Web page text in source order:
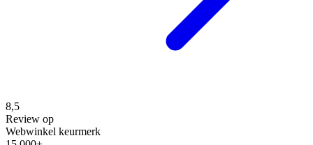
8,5
Review op
Webwinkel keurmerk